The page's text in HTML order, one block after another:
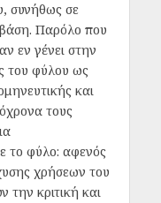
συνήθως σε
βάση. Παρόλο που
εν γένει στην
του φύλου ως
και
τους
το φύλο: αφενός
χρήσεων του
την κριτική και